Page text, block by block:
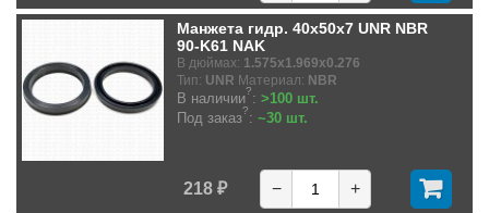
Манжета гидр. 40x50x7 UNR NBR
90-K61 NAK
В дюймах: 1.575x1.969x0.276
Тип: UNR Материал: NBR
В наличии?: >100 шт.
Под заказ?: ~30 шт.
218 ₽ − +